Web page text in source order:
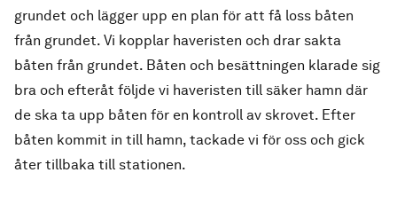
grundet och lägger upp en plan för att få loss båten
från grundet. Vi kopplar haveristen och drar sakta
båten från grundet. Båten och besättningen klarade sig
bra och efteråt följde vi haveristen till säker hamn där
de ska ta upp båten för en kontroll av skrovet. Efter
båten kommit in till hamn, tackade vi för oss och gick
åter tillbaka till stationen.